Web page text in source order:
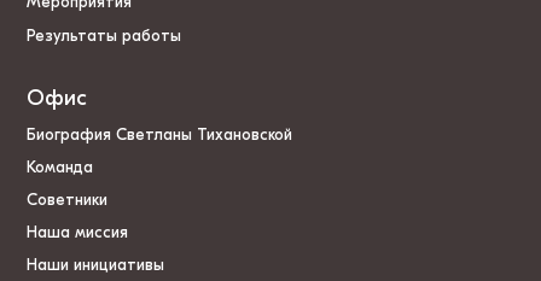
Результаты работы
Офис
Биография Светланы Тихановской
Команда
Советники
Наша миссия
Наши инициативы